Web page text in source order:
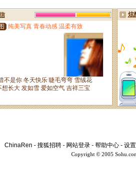
ChinaRen - 搜狐招聘 - 网站登录 - 帮助中心 - 设
Copyright © 2005